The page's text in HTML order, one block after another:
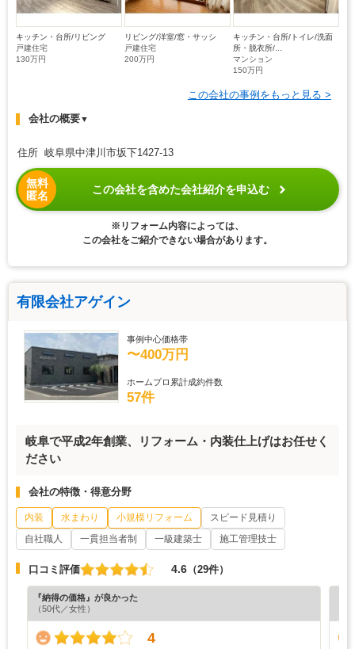
キッチン・台所/リビング
戸建住宅
130万円
リビング/洋室/窓・サッシ
戸建住宅
200万円
キッチン・台所/トイレ/洗面
所・脱衣所/...
マンション
150万円
この会社の事例をもっと見る >
会社の概要▼
住所 岐阜県中津川市坂下1427-13
無料
匿名
この会社を含めた会社紹介を申込む
※リフォーム内容によっては、
この会社をご紹介できない場合があります。
有限会社アゲイン
事例中心価格帯
〜400万円
ホームプロ累計成約件数
57件
岐阜で平成2年創業、リフォーム・内装仕上げはお任せく
ださい
会社の特徴・得意分野
内装 水まわり 小規模リフォーム
スピード見積り
自社職人
一貫担当者制 一級建築士 施工管理技士
口コミ評価 4.6 （29件）
『納得の価格』が良かった
（50代／女性）
4